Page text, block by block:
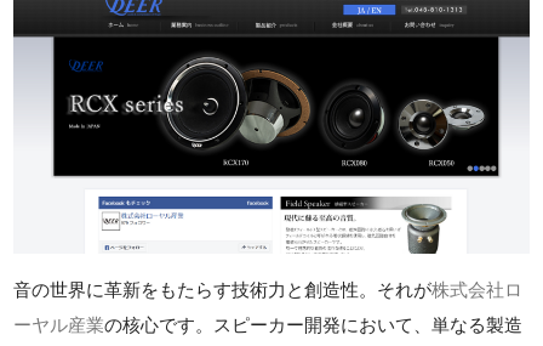
音の世界に革新をもたらす技術力と創造性。それが株式会社ロ
ーヤル産業の核心です。スピーカー開発において、単なる製造